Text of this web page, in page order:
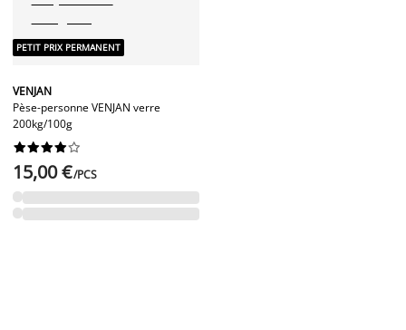
PETIT PRIX PERMANENT
VENJAN
Pèse-personne VENJAN verre
200kg/100g






15,00 €/PCS